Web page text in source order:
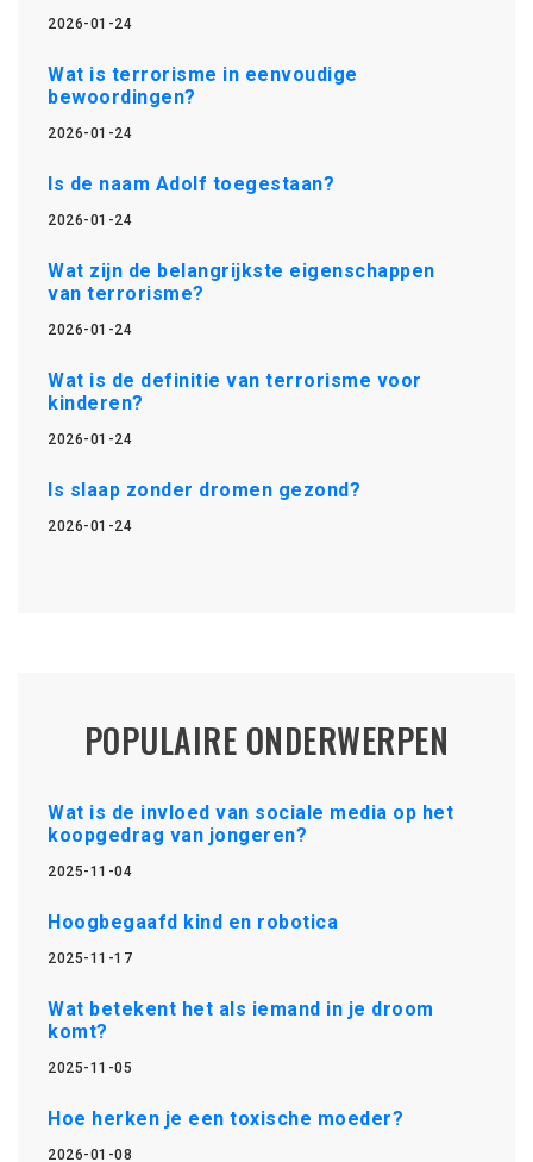
2026-01-24
Wat is terrorisme in eenvoudige
bewoordingen?
2026-01-24
Is de naam Adolf toegestaan?
2026-01-24
Wat zijn de belangrijkste eigenschappen
van terrorisme?
2026-01-24
Wat is de definitie van terrorisme voor
kinderen?
2026-01-24
Is slaap zonder dromen gezond?
2026-01-24
POPULAIRE ONDERWERPEN
Wat is de invloed van sociale media op het
koopgedrag van jongeren?
2025-11-04
Hoogbegaafd kind en robotica
2025-11-17
Wat betekent het als iemand in je droom
komt?
2025-11-05
Hoe herken je een toxische moeder?
2026-01-08